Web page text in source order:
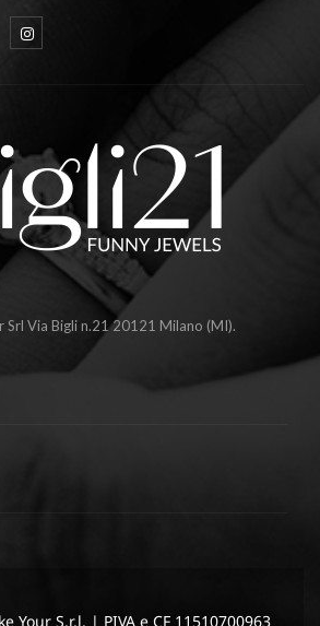
Srl Via Bigli n.21 20121 Milano (MI).
Your S.r.l. | PIVA e CF 11510700963